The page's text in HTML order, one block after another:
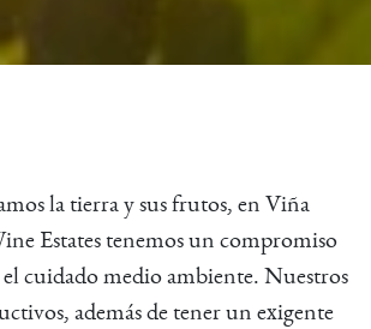
la tierra y sus frutos, en Viña
Estates tenemos un compromiso
cuidado medio ambiente. Nuestros
además de tener un exigente